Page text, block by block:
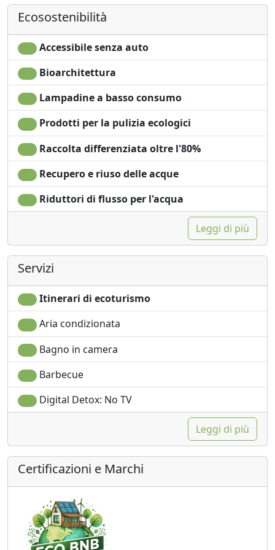
connessione con l'ambiente, la nostra casa, di sentire
elementi naturali.
Che possiate godere delle espressioni dell'ambiente
circostante o del passaggio di un animale, Awen Tree
House vuole offrirvi un'esperienza naturale alla ricerca
della vostra ispirazione.
CIN: IT054009C202030124 cir: 054009C202030124
Lenzuola
Armadio o
Guardaroba
Ingresso
Ecosostenibilità
Accessibile senza auto
Bioarchitettura
Lampadine a basso consumo
Prodotti per la pulizia ecologici
Raccolta differenziata oltre l'80%
Recupero e riuso delle acque
Riduttori di flusso per l'acqua
Leggi di più
Servizi
Itinerari di ecoturismo
Aria condizionata
Bagno in camera
Barbecue
Digital Detox: No TV
Leggi di più
Certificazioni e Marchi